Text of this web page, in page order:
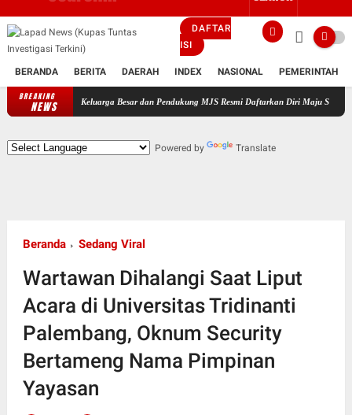
DAFTAR
ISI
BERANDA BERITA DAERAH INDEX NASIONAL PEMERINTAH
BREAKING
NEWS
Keluarga Besar dan Pendukung MJS Resmi Daftarkan Diri Maju Sebagai Calon Kepala
Powered by Translate
Beranda Sedang Viral
Wartawan Dihalangi Saat Liput
Acara di Universitas Tridinanti
Palembang, Oknum Security
Bertameng Nama Pimpinan
Yayasan